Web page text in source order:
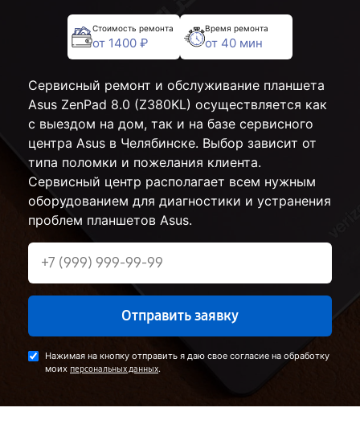
Стоимость ремонта
от 1400 ₽
Время ремонта
от 40 мин
Сервисный ремонт и обслуживание планшета
Asus ZenPad 8.0 (Z380KL) осуществляется как
с выездом на дом, так и на базе сервисного
центра Asus в Челябинске. Выбор зависит от
типа поломки и пожелания клиента.
Сервисный центр располагает всем нужным
оборудованием для диагностики и устранения
проблем планшетов Asus.
Отправить заявку
Нажимая на кнопку отправить я даю свое согласие на обработку
моих персональных данных.